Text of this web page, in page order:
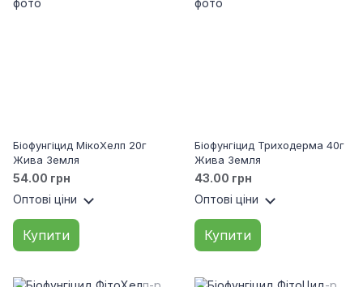
Біофунгіцид МікоХелп 20г
Жива Земля
54.00 грн
Оптові ціни
Купити
Біофунгіцид Триходерма 40г
Жива Земля
43.00 грн
Оптові ціни
Купити